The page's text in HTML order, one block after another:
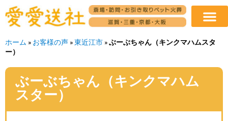
ホーム » お客様の声 »東近江市 »ぶーぶちゃん（キンクマハムスタ
ー）
ぶーぶちゃん（キンクマハム
スター）